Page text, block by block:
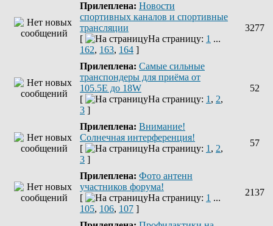
Прилеплена: Новости
спортивных каналов и спортивные
трансляции
[
На страницу: 1 ...
162, 163, 164 ]
3277
Прилеплена: Самые сильные
транспондеры для приёма от
105.5Е до 18W
[
На страницу: 1 , 2,
3 ]
52
Прилеплена: Внимание!
Солнечная интерференция!
[
На страницу: 1 , 2,
3 ]
57
Прилеплена: Фото антенн
участников форума!
[
На страницу: 1 ...
105, 106, 107 ]
2137